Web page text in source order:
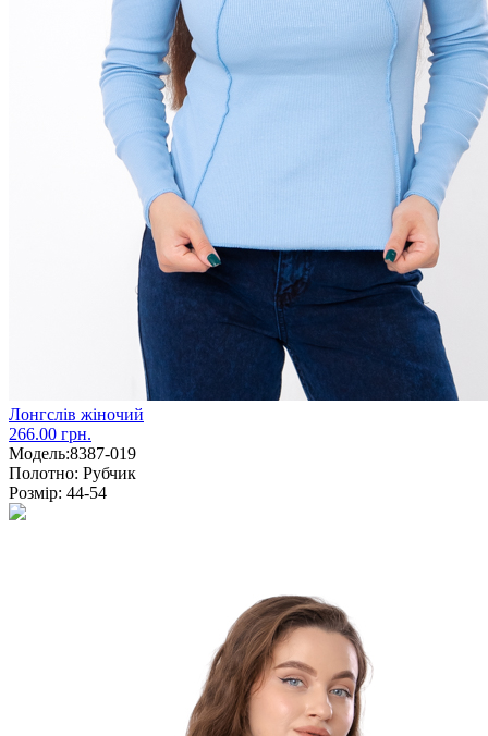
Лонгслів жіночий
266.00 грн.
Модель:8387-019
Полотно: Рубчик
Розмір: 44-54